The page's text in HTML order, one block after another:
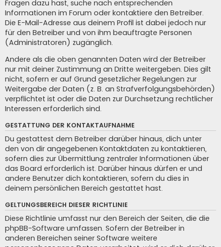
Fragen dazu hast, suche nach entsprechenden
Informationen im Forum oder kontaktiere den Betreiber.
Die E-Mail-Adresse aus deinem Profil ist dabei jedoch nur
für den Betreiber und von ihm beauftragte Personen
(Administratoren) zugänglich.
Andere als die oben genannten Daten wird der Betreiber
nur mit deiner Zustimmung an Dritte weitergeben. Dies gilt
nicht, sofern er auf Grund gesetzlicher Regelungen zur
Weitergabe der Daten (z. B. an Strafverfolgungsbehörden)
verpflichtet ist oder die Daten zur Durchsetzung rechtlicher
Interessen erforderlich sind.
GESTATTUNG DER KONTAKTAUFNAHME
Du gestattest dem Betreiber darüber hinaus, dich unter
den von dir angegebenen Kontaktdaten zu kontaktieren,
sofern dies zur Übermittlung zentraler Informationen über
das Board erforderlich ist. Darüber hinaus dürfen er und
andere Benutzer dich kontaktieren, sofern du dies in
deinem persönlichen Bereich gestattet hast.
GELTUNGSBEREICH DIESER RICHTLINIE
Diese Richtlinie umfasst nur den Bereich der Seiten, die die
phpBB-Software umfassen. Sofern der Betreiber in
anderen Bereichen seiner Software weitere